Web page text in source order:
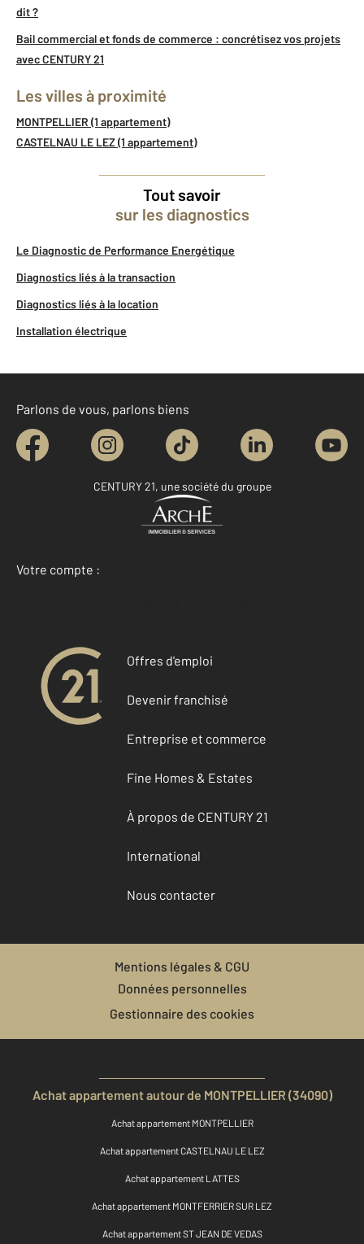
dit ?
Bail commercial et fonds de commerce : concrétisez vos projets
avec CENTURY 21
Les villes à proximité
MONTPELLIER (1 appartement)
CASTELNAU LE LEZ (1 appartement)
Tout savoir
sur les diagnostics
Le Diagnostic de Performance Energétique
Diagnostics liés à la transaction
Diagnostics liés à la location
Installation électrique
Parlons de vous, parlons biens
CENTURY 21, une société du groupe
Votre compte :
Accéder à mon compte
Offres d'emploi
Devenir franchisé
Entreprise et commerce
Fine Homes & Estates
À propos de CENTURY 21
International
Nous contacter
Mentions légales & CGU
Données personnelles
Gestionnaire des cookies
Achat appartement autour de MONTPELLIER (34090)
Achat appartement MONTPELLIER
Achat appartement CASTELNAU LE LEZ
Achat appartement LATTES
Achat appartement MONTFERRIER SUR LEZ
Achat appartement ST JEAN DE VEDAS